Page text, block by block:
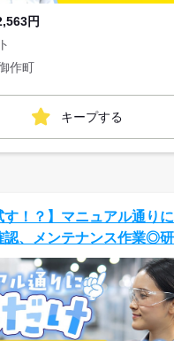
円
作町
キープする
す！？】マニュアル通り
認、メンテナンス作業◎